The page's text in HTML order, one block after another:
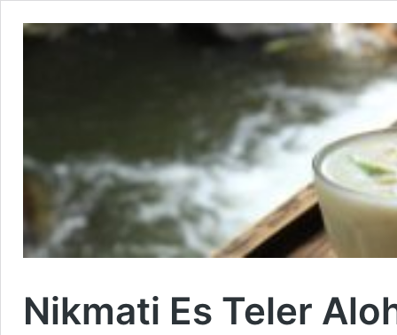
Nikmati Es Teler